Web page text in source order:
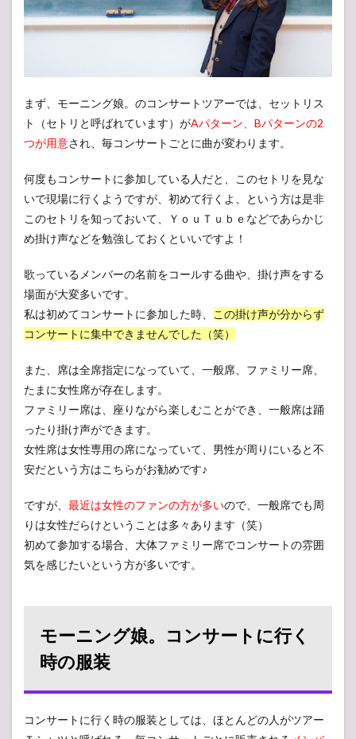
行く
時の
服装
ライ
必要
な持
（荷
や注
意し
たい
マナ
ーに
つい
4
すめ
グッ
待ち
時間
まと
め
まず、モーニング娘。のコンサートツアーでは、セットリス
ト（セトリと呼ばれています）がAパターン、Bパターンの2
つが用意され、毎コンサートごとに曲が変わります。
何度もコンサートに参加している人だと、このセトリを見な
いで現場に行くようですが、初めて行くよ、という方は是非
このセトリを知っておいて、ＹｏｕＴｕｂｅなどであらかじ
め掛け声などを勉強しておくといいですよ！
歌っているメンバーの名前をコールする曲や、掛け声をする
場面が大変多いです。
私は初めてコンサートに参加した時、
この掛け声が分からず
コンサートに集中できませんでした（笑）
また、席は全席指定になっていて、一般席、ファミリー席、
たまに女性席が存在します。
ファミリー席は、座りながら楽しむことができ、一般席は踊
ったり掛け声ができます。
女性席は女性専用の席になっていて、男性が周りにいると不
安だという方はこちらがお勧めです♪
ですが、 最近は女性のファンの方が多いので、一般席でも周
りは女性だらけということは多々あります（笑）
初めて参加する場合、大体ファミリー席でコンサートの雰囲
気を感じたいという方が多いです。
モーニング娘。コンサートに行く
時の服装
コンサートに行く時の服装としては、ほとんどの人がツアー